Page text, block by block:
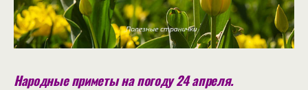
Народные приметы на погоду 24 апреля.